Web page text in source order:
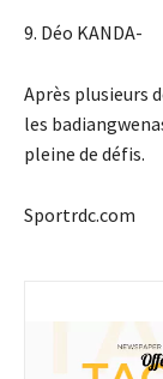
9. Déo KANDA-
Après plusieurs
les
pleine de défis.
Sportrdc.com